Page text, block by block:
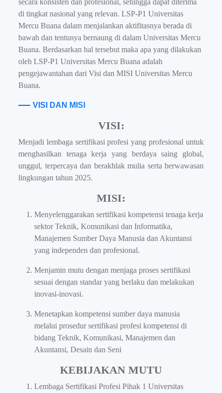
di tingkat nasional yang relevan. LSP-P1 Universitas
Mercu Buana dalam menjalankan aktifitasnya berada di
bawah dan tentunya bernaung di dalam Universitas Mercu
Buana. Berdasarkan hal tersebut maka apa yang dilakukan
oleh LSP-P1 Universitas Mercu Buana adalah
pengejawantahan dari Visi dan MISI Universitas Mercu
Buana.
VISI DAN MISI
VISI:
Menjadi lembaga sertifikasi profesi yang profesional untuk
menghasilkan tenaga kerja yang berdaya saing global,
unggul, terpercaya dan berakhlak mulia serta berwawasan
lingkungan tahun 2025.
MISI:
Menyelenggarakan sertifikasi kompetensi tenaga kerja
sektor Teknik, Komunikasi dan Informatika,
Manajemen Sumber Daya Manusia dan Akuntansi
yang independen dan profesional.
Menjamin mutu dengan menjaga proses sertifikasi
sesuai dengan standar yang berlaku dan melakukan
inovasi-inovasi.
Menetapkan kompetensi sumber daya manusia
melalui prosedur sertifikasi profesi kompetensi di
bidang Teknik, Komunikasi, Manajemen dan
Akuntansi, Desain dan Seni
KEBIJAKAN MUTU
Lembaga Sertifikasi Profesi Pihak 1 Universitas